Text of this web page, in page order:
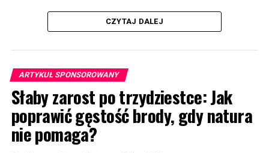
CZYTAJ DALEJ
ARTYKUŁ SPONSOROWANY
Słaby zarost po trzydziestce: Jak
poprawić gęstość brody, gdy natura
nie pomaga?